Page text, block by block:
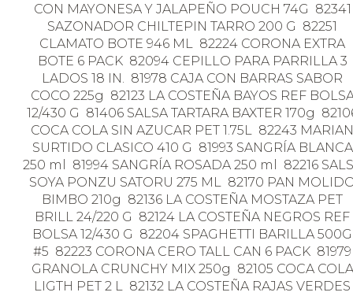
CON MAYONESA Y JALAPEÑO POUCH 74G 82341
SAZONADOR CHILTEPIN TARRO 200 G 82251
CLAMATO BOTE 946 ML 82224 CORONA EXTRA
BOTE 6 PACK 82094 CEPILLO PARA PARRILLA 3
LADOS 18 IN. 81978 CAJA CON BARRAS SABOR
COCO 225g 82123 LA COSTEÑA BAYOS REF
12/430 G 81406 SALSA TARTARA BAXTER 170g
COCA COLA SIN AZUCAR PET 1.75L 82243 MARIAN
SURTIDO CLASICO 410 G 81993 SANGRÍA BLANCA
250 ml 81994 SANGRÍA ROSADA 250 ml 82216
SOYA PONZU SATORU 275 ML 82170 PAN
BIMBO 210g 82136 LA COSTEÑA MOSTAZA PET
BRILL 24/220 G 82124 LA COSTEÑA NEGROS REF
BOLSA 12/430 G 82204 SPAGHETTI BARILLA 500G
#5 82223 CORONA CERO TALL CAN 6 PACK 81979
GRANOLA CRUNCHY MIX 250g 82105 COCA COLA
LIGTH PET 2 L 82132 LA COSTEÑA RAJAS VERDES